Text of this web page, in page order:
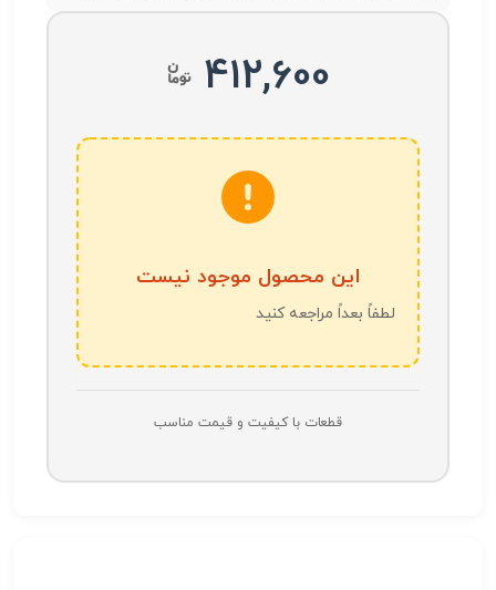
412,600
این محصول موجود نیست
لطفاً بعداً مراجعه کنید
قطعات با کیفیت و قیمت مناسب